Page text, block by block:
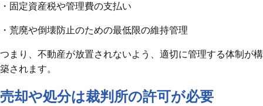
・固定資産税や管理費の支払い
・荒廃や倒壊防止のための最低限の維持管理
つまり、不動産が放置されないよう、適切に管理する体制が構
築されます。
売却や処分は裁判所の許可が必要